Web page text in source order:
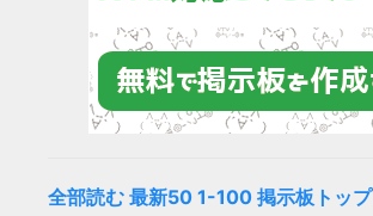
全部読む 最新50 1-100 掲示板トップ